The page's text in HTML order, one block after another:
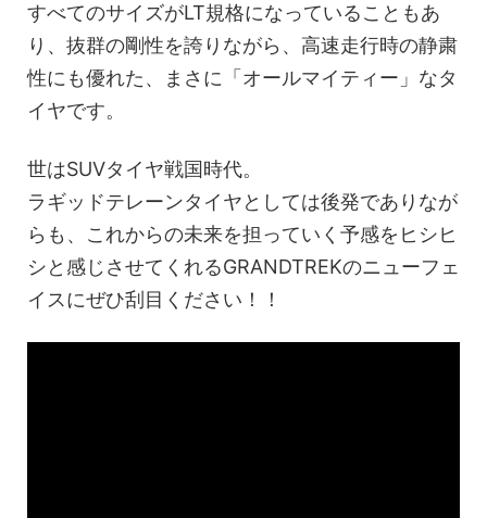
すべてのサイズがLT規格になっていることもあ
り、抜群の剛性を誇りながら、高速走行時の静粛
性にも優れた、まさに「オールマイティー」なタ
イヤです。
世はSUVタイヤ戦国時代。
ラギッドテレーンタイヤとしては後発でありなが
らも、これからの未来を担っていく予感をヒシヒ
シと感じさせてくれるGRANDTREKのニューフェ
イスにぜひ刮目ください！！